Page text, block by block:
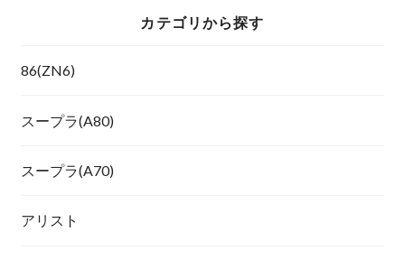
カテゴリから探す
86(ZN6)
スープラ(A80)
スープラ(A70)
アリスト